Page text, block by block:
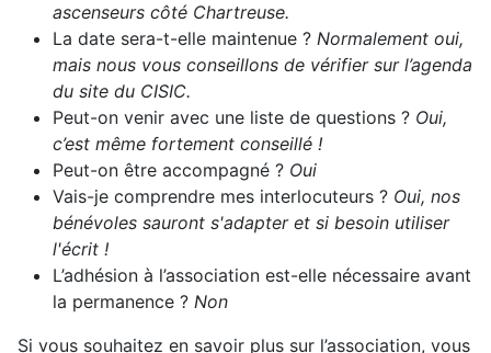
ascenseurs côté Chartreuse.
La date sera-t-elle maintenue ? Normalement oui,
mais nous vous conseillons de vérifier sur l’agenda
du site du CISIC.
Peut-on venir avec une liste de questions ? Oui,
c’est même fortement conseillé !
Peut-on être accompagné ? Oui
Vais-je comprendre mes interlocuteurs ? Oui, nos
bénévoles sauront s'adapter et si besoin utiliser
l'écrit !
L’adhésion à l’association est-elle nécessaire avant
la permanence ? Non
Si vous souhaitez en savoir plus sur l’association, vous